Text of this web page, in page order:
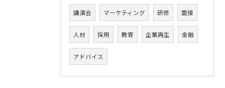
講演会 マーケティング 研修 面接
人材 採用 教育 企業再生 金融
アドバイス